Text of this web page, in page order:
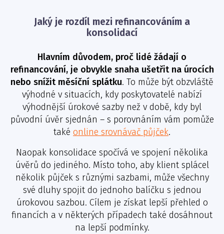
Jaký je rozdíl mezi refinancováním a
konsolidací
Hlavním důvodem, proč lidé žádají o
refinancování, je obvykle snaha ušetřit na úrocích
nebo snížit měsíční splátku. To může být obzvláště
výhodné v situacích, kdy poskytovatelé nabízí
výhodnější úrokové sazby než v době, kdy byl
původní úvěr sjednán – s porovnáním vám pomůže
také online srovnávač půjček.
Naopak konsolidace spočívá ve spojení několika
úvěrů do jediného. Místo toho, aby klient splácel
několik půjček s různými sazbami, může všechny
své dluhy spojit do jednoho balíčku s jednou
úrokovou sazbou. Cílem je získat lepší přehled o
financích a v některých případech také dosáhnout
na lepší podmínky.